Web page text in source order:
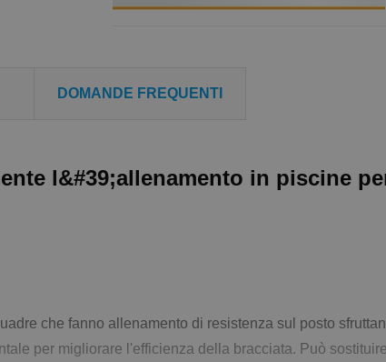
DOMANDE FREQUENTI
l&#39;allenamento in piscine
che fanno allenamento di resistenza sul posto
per migliorare l'efficienza della bracciata. Può